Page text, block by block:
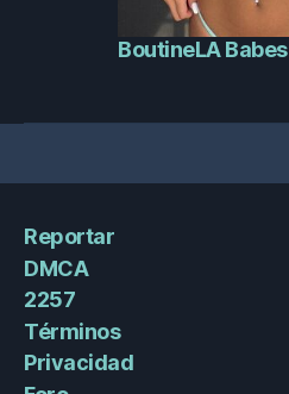
BoutineLA Babes
Reportar
DMCA
2257
Términos
Privacidad